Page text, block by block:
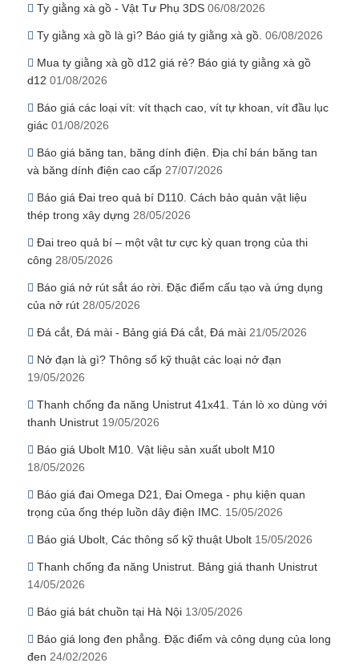
Ty giằng xà gồ - Vật Tư Phụ 3DS 06/08/2026
Ty giằng xà gồ là gì? Báo giá ty giằng xà gồ. 06/08/2026
Mua ty giằng xà gồ d12 giá rẻ? Báo giá ty giằng xà gồ
d12 01/08/2026
Báo giá các loại vít: vít thạch cao, vít tự khoan, vít đầu lục
giác 01/08/2026
Báo giá băng tan, băng dính điện. Địa chỉ bán băng tan
và băng dính điện cao cấp 27/07/2026
Báo giá Đai treo quả bí D110. Cách bảo quản vật liệu
thép trong xây dựng 28/05/2026
Đai treo quả bí – một vật tư cực kỳ quan trọng của thi
công 28/05/2026
Báo giá nở rút sắt áo rời. Đặc điểm cấu tạo và ứng dụng
của nở rút 28/05/2026
Đá cắt, Đá mài - Bảng giá Đá cắt, Đá mài 21/05/2026
Nở đạn là gì? Thông số kỹ thuật các loại nở đạn
19/05/2026
Thanh chống đa năng Unistrut 41x41. Tán lò xo dùng với
thanh Unistrut 19/05/2026
Báo giá Ubolt M10. Vật liệu sản xuất ubolt M10
18/05/2026
Báo giá đai Omega D21, Đai Omega - phụ kiện quan
trọng của ống thép luồn dây điện IMC. 15/05/2026
Báo giá Ubolt, Các thông số kỹ thuật Ubolt 15/05/2026
Thanh chống đa năng Unistrut. Bảng giá thanh Unistrut
14/05/2026
Báo giá bát chuồn tại Hà Nội 13/05/2026
Báo giá long đen phẳng. Đặc điểm và công dụng của long
đen 24/02/2026